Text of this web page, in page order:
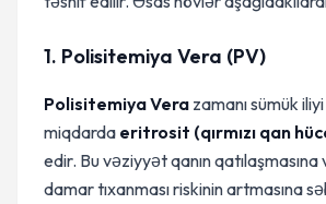
1. Polisitemiya Vera (PV)
Polisitemiya Vera zamanı sümük
miqdarda eritrosit (qırmızı qan
edir. Bu vəziyyət qanın
damar tıxanması riskinin artmasına